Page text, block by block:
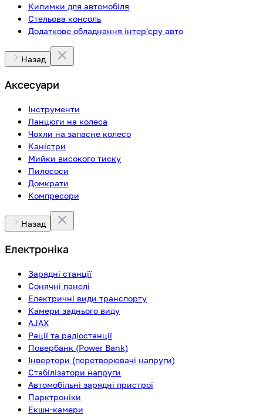
Килимки для автомобіля
Стельова консоль
Додаткове обладнання інтер'єру авто
Назад
Аксесуари
Інструменти
Ланцюги на колеса
Чохли на запасне колесо
Каністри
Мийки високого тиску
Пилососи
Домкрати
Компресори
Назад
Електроніка
Зарядні станції
Сонячні панелі
Електричні види транспорту
Камери заднього виду
AJAX
Рації та радіостанції
Повербанк (Power Bank)
Інвертори (перетворювачі напруги)
Стабілізатори напруги
Автомобільні зарядні пристрої
Парктроніки
Екшн-камери